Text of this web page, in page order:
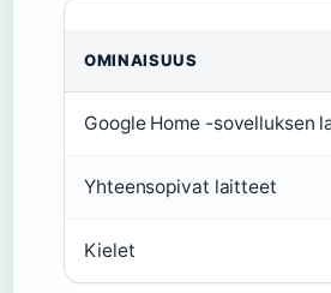
OMINAISUUS
Google Home -sovelluksen
Yhteensopivat laitteet
Kielet